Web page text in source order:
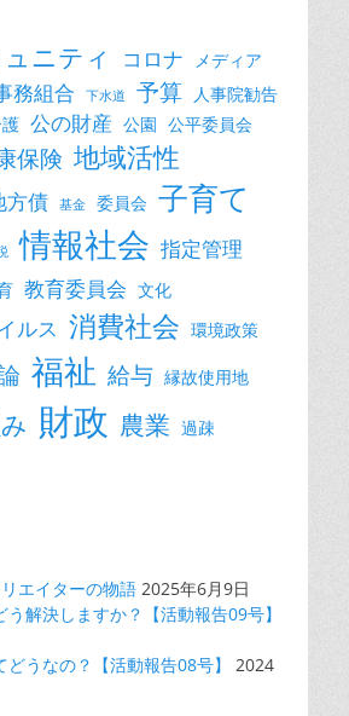
ニティ コロナ
メディア
務組合 下水道 予算 人事院勧告
公の財産 公園 公平委員会
保険 地域活性
方債 基金 委員会 子育て
情報社会 指定管理
教育委員会 文化
ルス 消費社会 環境政策
福祉 給与 縁故使用地
財政 農業 過疎
エイターの物語 2025年6月9日
解決しますか？【活動報告09号】
うなの？【活動報告08号】
2024